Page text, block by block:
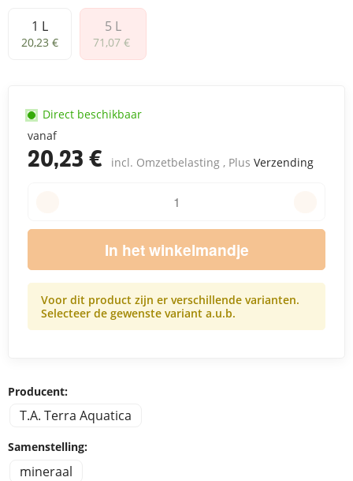
1 L
1 L
20,23 €
5 L
5 L
71,07 €
vanaf
20,23 € incl. Omzetbelasting , Plus Verzending
Direct beschikbaar
In het winkelmandje
Voor dit product zijn er verschillende varianten.
Selecteer de gewenste variant a.u.b.
Producent:
T.A. Terra Aquatica
Samenstelling:
mineraal